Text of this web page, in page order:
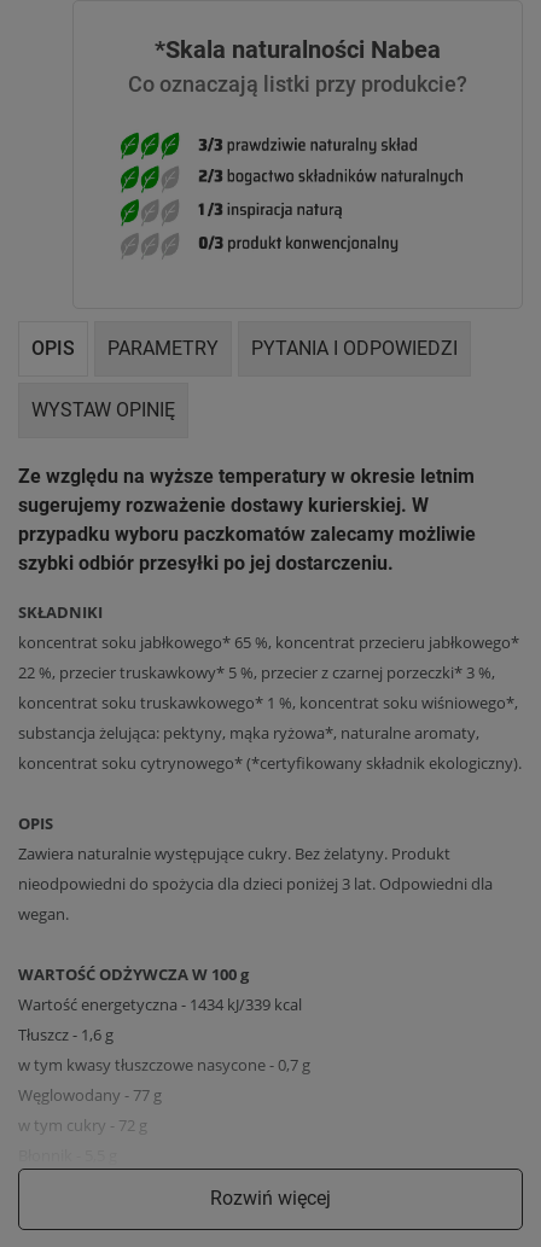
*Skala naturalności Nabea
Co oznaczają listki przy produkcie?
OPIS PARAMETRY PYTANIA I ODPOWIEDZI
WYSTAW OPINIĘ
Ze względu na wyższe temperatury w okresie letnim
sugerujemy rozważenie dostawy kurierskiej. W
przypadku wyboru paczkomatów zalecamy możliwie
szybki odbiór przesyłki po jej dostarczeniu.
SKŁADNIKI
koncentrat soku jabłkowego* 65 %, koncentrat przecieru jabłkowego*
22 %, przecier truskawkowy* 5 %, przecier z czarnej porzeczki* 3 %,
koncentrat soku truskawkowego* 1 %, koncentrat soku wiśniowego*,
substancja żelująca: pektyny, mąka ryżowa*, naturalne aromaty,
koncentrat soku cytrynowego* (*certyfikowany składnik ekologiczny).
OPIS
Zawiera naturalnie występujące cukry. Bez żelatyny. Produkt
nieodpowiedni do spożycia dla dzieci poniżej 3 lat. Odpowiedni dla
wegan.
WARTOŚĆ ODŻYWCZA W 100 g
Wartość energetyczna - 1434 kJ/339 kcal
Tłuszcz - 1,6 g
w tym kwasy tłuszczowe nasycone - 0,7 g
Węglowodany - 77 g
w tym cukry - 72 g
Rozwiń więcej